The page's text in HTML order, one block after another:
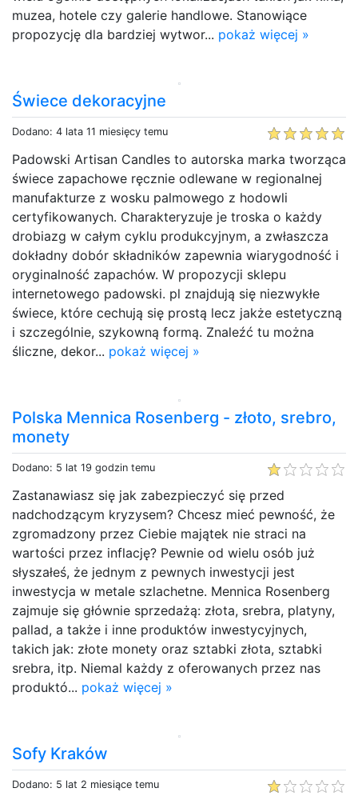
muzea, hotele czy galerie handlowe. Stanowiące
propozycję dla bardziej wytwor... pokaż więcej »
Świece dekoracyjne
Dodano: 4 lata 11 miesięcy temu
Padowski Artisan Candles to autorska marka tworząca
świece zapachowe ręcznie odlewane w regionalnej
manufakturze z wosku palmowego z hodowli
certyfikowanych. Charakteryzuje je troska o każdy
drobiazg w całym cyklu produkcyjnym, a zwłaszcza
dokładny dobór składników zapewnia wiarygodność i
oryginalność zapachów. W propozycji sklepu
internetowego padowski. pl znajdują się niezwykłe
świece, które cechują się prostą lecz jakże estetyczną
i szczególnie, szykowną formą. Znaleźć tu można
śliczne, dekor... pokaż więcej »
Polska Mennica Rosenberg - złoto, srebro,
monety
Dodano: 5 lat 19 godzin temu
Zastanawiasz się jak zabezpieczyć się przed
nadchodzącym kryzysem? Chcesz mieć pewność, że
zgromadzony przez Ciebie majątek nie straci na
wartości przez inflację? Pewnie od wielu osób już
słyszałeś, że jednym z pewnych inwestycji jest
inwestycja w metale szlachetne. Mennica Rosenberg
zajmuje się głównie sprzedażą: złota, srebra, platyny,
pallad, a także i inne produktów inwestycyjnych,
takich jak: złote monety oraz sztabki złota, sztabki
srebra, itp. Niemal każdy z oferowanych przez nas
produktó... pokaż więcej »
Sofy Kraków
Dodano: 5 lat 2 miesiące temu